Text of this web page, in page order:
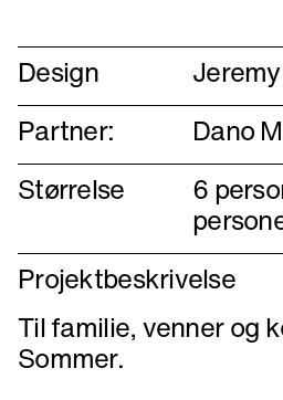
Design
Partner:
Dano
Størrelse
6
Projektbeskrivelse
Til familie, venner og
Sommer.